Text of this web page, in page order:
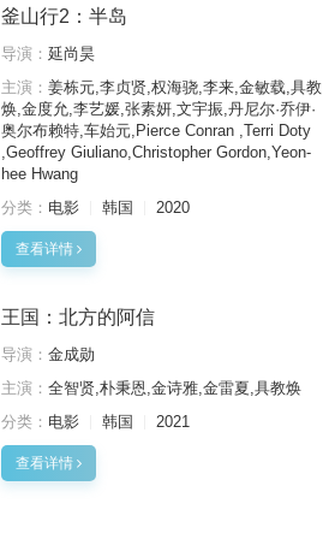
釜山行2：半岛
导演： 延尚昊
主演： 姜栋元,李贞贤,权海骁,李来,金敏载,具教
焕,金度允,李艺媛,张素妍,文宇振,丹尼尔·乔伊·
奥尔布赖特,车始元,Pierce Conran ,Terri Doty
,Geoffrey Giuliano,Christopher Gordon,Yeon-
hee Hwang
分类： 电影 韩国 2020
查看详情
王国：北方的阿信
导演： 金成勋
主演： 全智贤,朴秉恩,金诗雅,金雷夏,具教焕
分类： 电影 韩国 2021
查看详情